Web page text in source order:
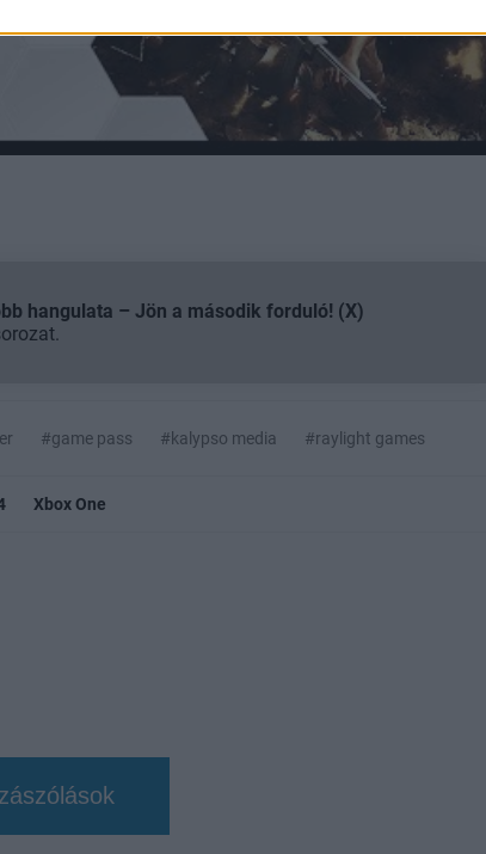
hangulata – Jön a második forduló! (X)
#game pass #kalypso media #raylight games
Xbox One